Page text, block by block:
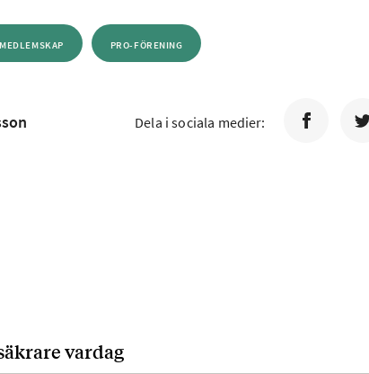
MEDLEMSKAP PRO-FÖRENING
Dela i sociala medier:
vardag